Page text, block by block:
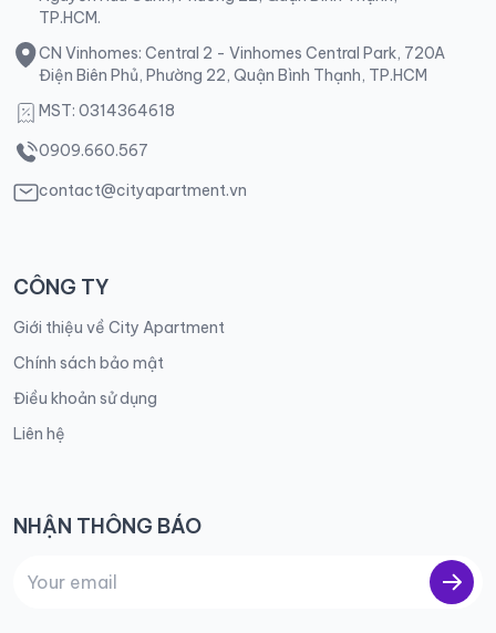
TP.HCM.
CN Vinhomes: Central 2 - Vinhomes Central Park, 720A
Điện Biên Phủ, Phường 22, Quận Bình Thạnh, TP.HCM
MST: 0314364618
0909.660.567
contact@cityapartment.vn
CÔNG TY
Giới thiệu về City Apartment
Chính sách bảo mật
Điều khoản sử dụng
Liên hệ
NHẬN THÔNG BÁO